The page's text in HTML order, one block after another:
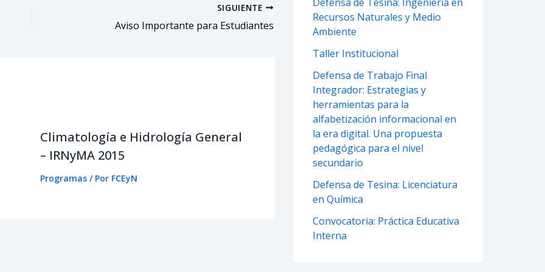
SIGUIENTE
Aviso Importante para Estudiantes
Climatología e Hidrología General
– IRNyMA 2015
Programas/ Por FCEyN
Recursos Naturales y Medio
Ambiente
Taller Institucional
Defensa de Trabajo Final
Integrador: Estrategias y
herramientas para la
alfabetización informacional en
la era digital. Una propuesta
pedagógica para el nivel
secundario
Defensa de Tesina: Licenciatura
en Química
Convocatoria: Práctica Educativa
Interna